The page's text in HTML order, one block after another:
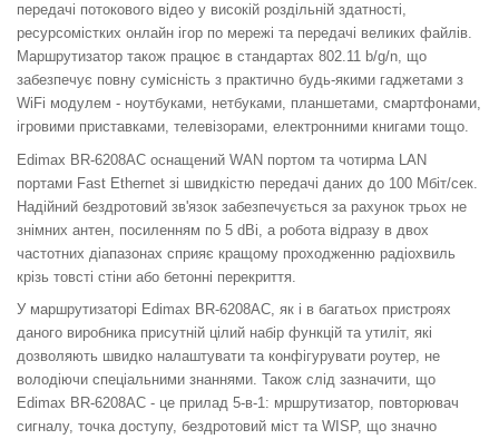
передачі потокового відео у високій роздільній здатності,
ресурсомістких онлайн ігор по мережі та передачі великих файлів.
Маршрутизатор також працює в стандартах 802.11 b/g/n, що
забезпечує повну сумісність з практично будь-якими гаджетами з
WiFi модулем - ноутбуками, нетбуками, планшетами, смартфонами,
ігровими приставками, телевізорами, електронними книгами тощо.
Edimax BR-6208AC оснащений WAN портом та чотирма LAN
портами Fast Ethernet зі швидкістю передачі даних до 100 Мбіт/сек.
Надійний бездротовий зв'язок забезпечується за рахунок трьох не
знімних антен, посиленням по 5 dBi, а робота відразу в двох
частотних діапазонах сприяє кращому проходженню радіохвиль
крізь товсті стіни або бетонні перекриття.
У маршрутизаторі Edimax BR-6208AC, як і в багатьох пристроях
даного виробника присутній цілий набір функцій та утиліт, які
дозволяють швидко налаштувати та конфігурувати роутер, не
володіючи спеціальними знаннями. Також слід зазначити, що
Edimax BR-6208AC - це прилад 5-в-1: мршрутизатор, повторювач
сигналу, точка доступу, бездротовий міст та WISP, що значно